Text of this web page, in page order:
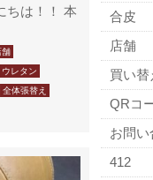
ちは！！ 本
舗
ウレタン
全体張替え
合皮
店舗
買い替
QRコ
お問
412